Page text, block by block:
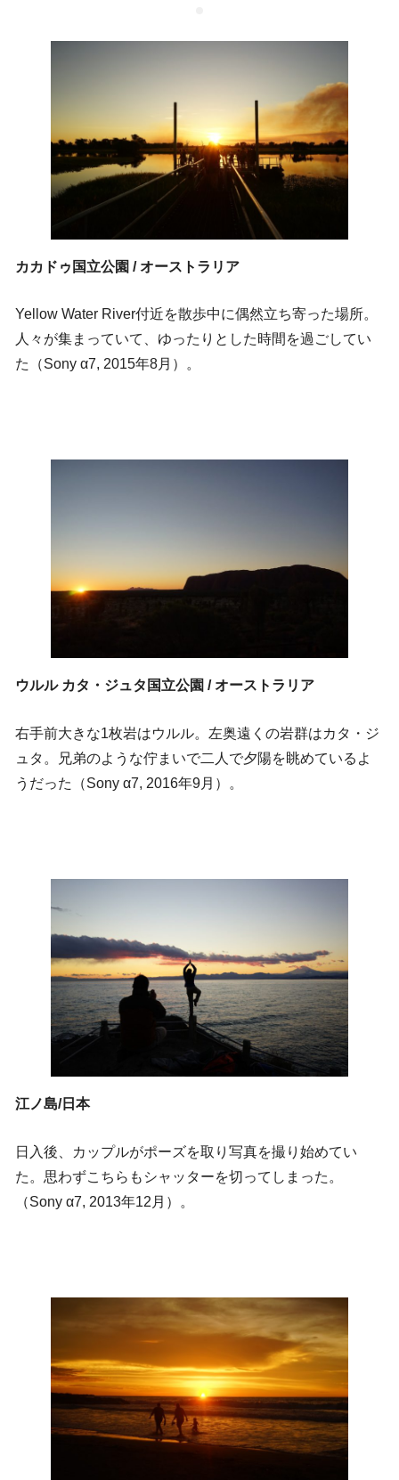
カカドゥ国立公園 / オーストラリア
Yellow Water River付近を散歩中に偶然立ち寄った場所。
人々が集まっていて、ゆったりとした時間を過ごしてい
た（Sony α7, 2015年8月）。
ウルル カタ・ジュタ国立公園 / オーストラリア
右手前大きな1枚岩はウルル。左奥遠くの岩群はカタ・ジ
ュタ。兄弟のような佇まいで二人で夕陽を眺めているよ
うだった（Sony α7, 2016年9月）。
江ノ島/日本
日入後、カップルがポーズを取り写真を撮り始めてい
た。思わずこちらもシャッターを切ってしまった。
（Sony α7, 2013年12月）。